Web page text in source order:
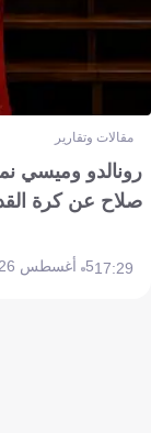
مقالات وتقارير
رونالدو وميسي
صلاح عن كرة
17:295 أغسطس 2026